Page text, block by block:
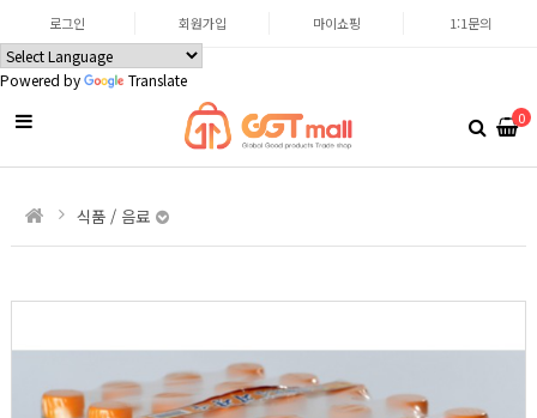
Powered by Translate
로그인 회원가입 마이쇼핑 1:1문의
0
식품 / 음료